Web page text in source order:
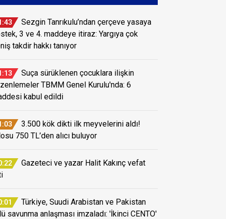
Sezgin Tanrıkulu’ndan çerçeve yasaya
3 ve 4. maddeye itiraz: Yargıya çok
takdir hakkı tanıyor
Suça sürüklenen çocuklara ilişkin
TBMM Genel Kurulu'nda: 6
kabul edildi
3.500 kök dikti ilk meyvelerini aldı!
750 TL’den alıcı buluyor
Gazeteci ve yazar Halit Kakınç vefat
Türkiye, Suudi Arabistan ve Pakistan
savunma anlaşması imzaladı: 'İkinci CENTO'